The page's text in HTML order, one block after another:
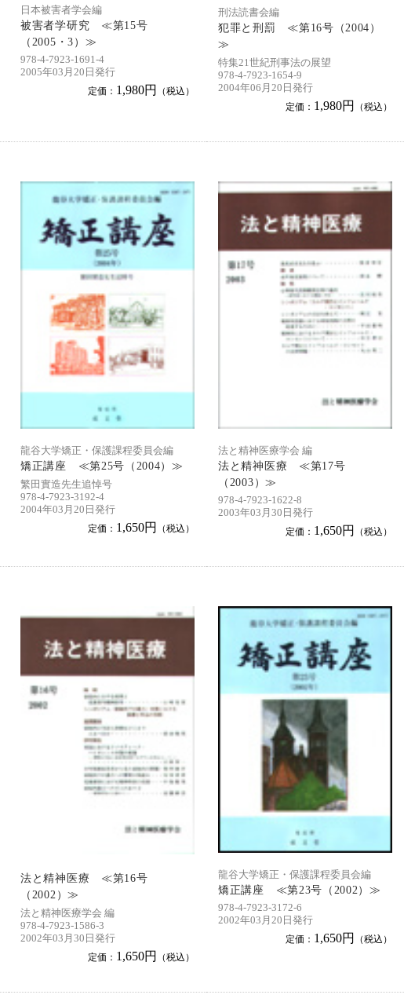
日本被害者学会編
被害者学研究 ≪第15号
（2005・3）≫
978-4-7923-1691-4
2005年03月20日発行
定価： 1,980円 （税込）
刑法読書会編
犯罪と刑罰 ≪第16号（2004）
≫
特集21世紀刑事法の展望
978-4-7923-1654-9
2004年06月20日発行
定価： 1,980円 （税込）
龍谷大学矯正・保護課程委員会編
矯正講座 ≪第25号（2004）≫
繁田實造先生追悼号
978-4-7923-3192-4
2004年03月20日発行
定価： 1,650円 （税込）
法と精神医療学会 編
法と精神医療 ≪第17号
（2003）≫
978-4-7923-1622-8
2003年03月30日発行
定価： 1,650円 （税込）
法と精神医療 ≪第16号
（2002）≫
法と精神医療学会 編
978-4-7923-1586-3
2002年03月30日発行
定価： 1,650円 （税込）
龍谷大学矯正・保護課程委員会編
矯正講座 ≪第23号（2002）≫
978-4-7923-3172-6
2002年03月20日発行
定価： 1,650円 （税込）